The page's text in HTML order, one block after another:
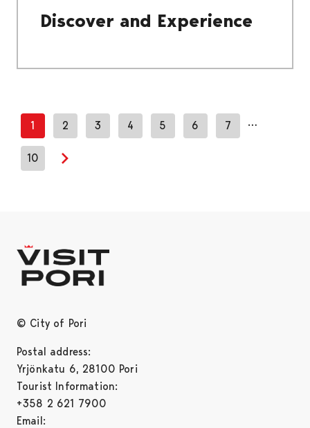
Discover and Experience
1 2 3 4 5 6 7 …
10
© City of Pori
Postal address:
Yrjönkatu 6, 28100 Pori
Tourist Information:
+358 2 621 7900
Email: